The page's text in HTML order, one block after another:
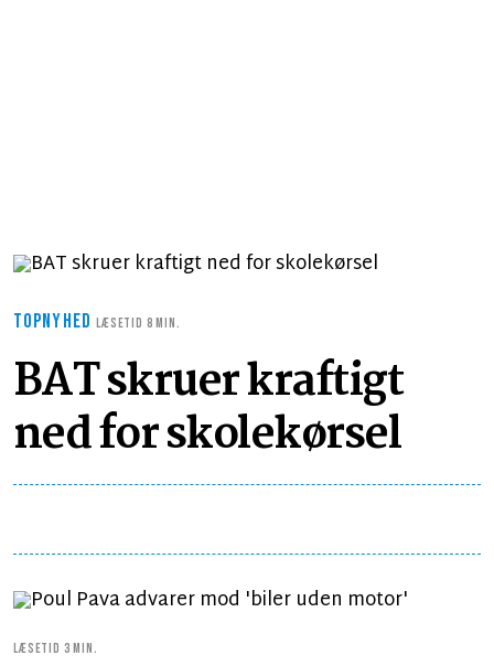
TOPNYHEDLÆSETID 8 MIN.
BAT skruer kraftigt
ned for skolekørsel
LÆSETID 3 MIN.